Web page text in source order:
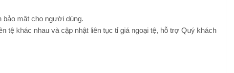
bảo mật cho người dùng.
tệ khác nhau và cập nhật liên tục tỉ giá ngoại tệ, hỗ trợ Quý khách